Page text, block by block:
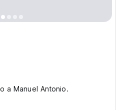
a Manuel Antonio.